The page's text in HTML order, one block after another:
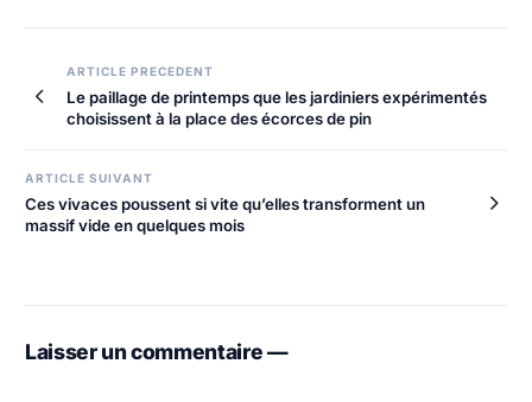
Navigation
de
ARTICLE PRECEDENT
Le paillage de printemps que les jardiniers expérimentés
choisissent à la place des écorces de pin
ARTICLE SUIVANT
Ces vivaces poussent si vite qu’elles transforment un
massif vide en quelques mois
Laisser un commentaire —